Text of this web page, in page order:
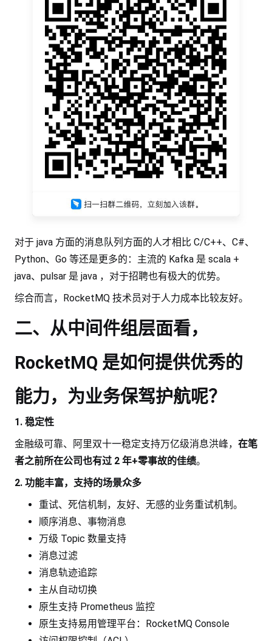
对于 java 方面的消息队列方面的人才相比 C/C++、C#、
Python、Go 等还是更多的：主流的 Kafka 是 scala +
java、pulsar 是 java ，对于招聘也有极大的优势。
综合而言，RocketMQ 技术员对于人力成本比较友好。
二、从中间件组层面看，
RocketMQ 是如何提供优秀的
能力，为业务保驾护航呢？
1. 稳定性
金融级可靠、阿里双十一稳定支持万亿级消息洪峰， 在笔
者之前所在公司也有过 2 年+零事故的佳绩。
2. 功能丰富，支持的场景众多
重试、死信机制，友好、无感的业务重试机制。
顺序消息、事物消息
万级 Topic 数量支持
消息过滤
消息轨迹追踪
主从自动切换
原生支持 Prometheus 监控
原生支持易用管理平台：RocketMQ Console